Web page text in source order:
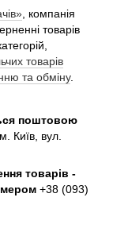
, компанія
товарів
товарів
та обміну.
поштовою
Київ, вул.
товарів -
+38 (093)